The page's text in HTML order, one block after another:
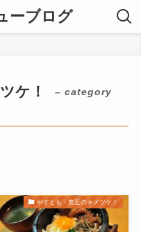
ーブログ
ケ！
– category
やすとも・友近のキメツケ！